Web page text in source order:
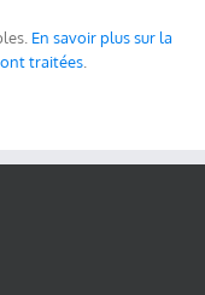
En savoir plus sur la
traitées